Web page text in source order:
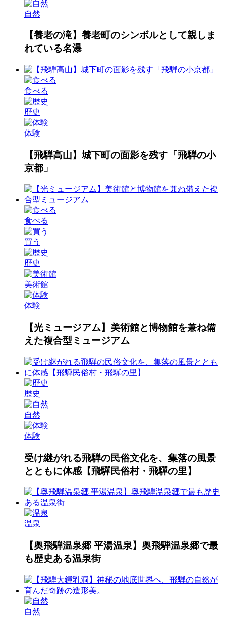
自然
【養老の滝】養老町のシンボルとして親しま
れている名瀑
食べる
歴史
体験
【飛騨高山】城下町の面影を残す「飛騨の小
京都」
食べる
買う
歴史
美術館
体験
【光ミュージアム】美術館と博物館を兼ね備
えた複合型ミュージアム
歴史
自然
体験
受け継がれる飛騨の民俗文化を、集落の風景
とともに体感【飛驒民俗村・飛驒の里】
温泉
【奥飛騨温泉郷 平湯温泉】奥飛騨温泉郷で最
も歴史ある温泉街
自然